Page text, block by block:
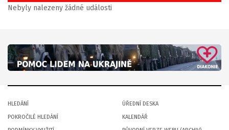
Nebyly nalezeny žádné události
HLEDÁNÍ
POKROČILÉ HLEDÁNÍ
ÚŘEDNÍ DESKA
KALENDÁŘ